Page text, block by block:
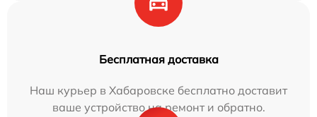
Бесплатная доставка
Наш курьер в Хабаровске бесплатно доставит
ваше устройство на ремонт и обратно.